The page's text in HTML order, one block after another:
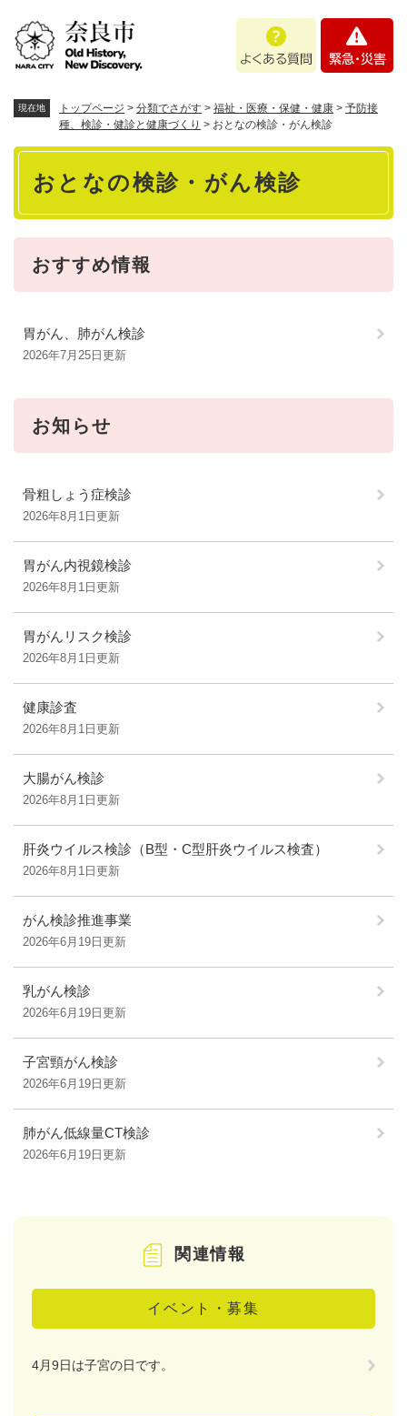
あ
問
・
現在地 トップページ > 分類でさがす > 福祉・医療・保健・健康 > 予防接
種、検診・健診と健康づくり > おとなの検診・がん検診
本
おとなの検診・がん検診
おすすめ情報
胃がん、肺がん検診
2026年7月25日更新
お知らせ
骨粗しょう症検診
2026年8月1日更新
胃がん内視鏡検診
2026年8月1日更新
胃がんリスク検診
2026年8月1日更新
健康診査
2026年8月1日更新
大腸がん検診
2026年8月1日更新
肝炎ウイルス検診（B型・C型肝炎ウイルス検査）
2026年8月1日更新
がん検診推進事業
2026年6月19日更新
乳がん検診
2026年6月19日更新
子宮頸がん検診
2026年6月19日更新
肺がん低線量CT検診
2026年6月19日更新
関連情報
イベント・募集
4月9日は子宮の日です。